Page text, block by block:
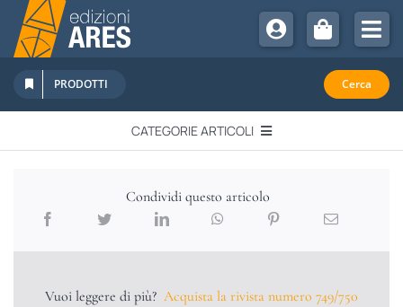
Salta
contenuto
Chi Siamo
Sostienici
Abbonamenti
Newsletter
Libri Ares
PRODOTTI Cerca
CATEGORIE ARTICOLI
QUADERNI MONOGRAFICI
Condividi questo articolo
Vuoi leggere di più? Acquista la rivista numero 749/750